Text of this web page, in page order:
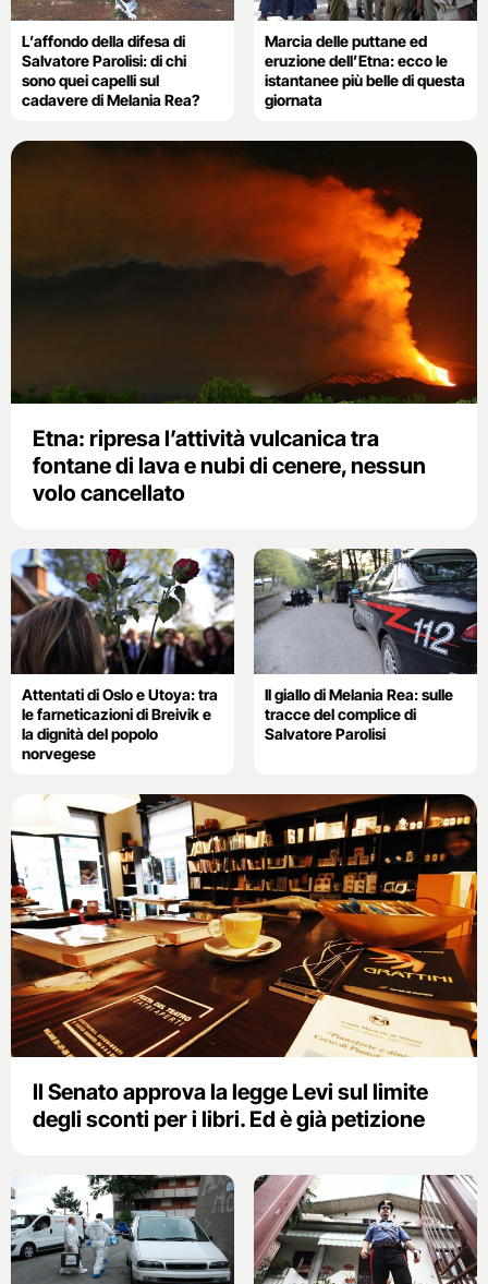
L’affondo della difesa di
Salvatore Parolisi: di chi
sono quei capelli sul
cadavere di Melania Rea?
Marcia delle puttane ed
eruzione dell’Etna: ecco le
istantanee più belle di questa
giornata
Etna: ripresa l’attività vulcanica tra
fontane di lava e nubi di cenere, nessun
volo cancellato
Attentati di Oslo e Utoya: tra
le farneticazioni di Breivik e
la dignità del popolo
norvegese
Il giallo di Melania Rea: sulle
tracce del complice di
Salvatore Parolisi
Il Senato approva la legge Levi sul limite
degli sconti per i libri. Ed è già petizione